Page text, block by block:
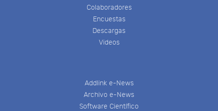
Colaboradores
Encuestas
Descargas
Videos
Addlink e-News
Archivo e-News
Software Científico